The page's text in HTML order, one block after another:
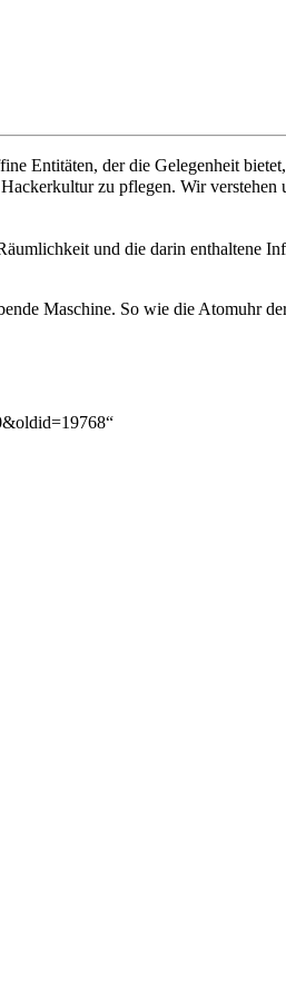
Entitäten, der die Gelegenheit
zu pflegen. Wir verstehen
und die darin enthaltene
Maschine. So wie die Atomuhr
“